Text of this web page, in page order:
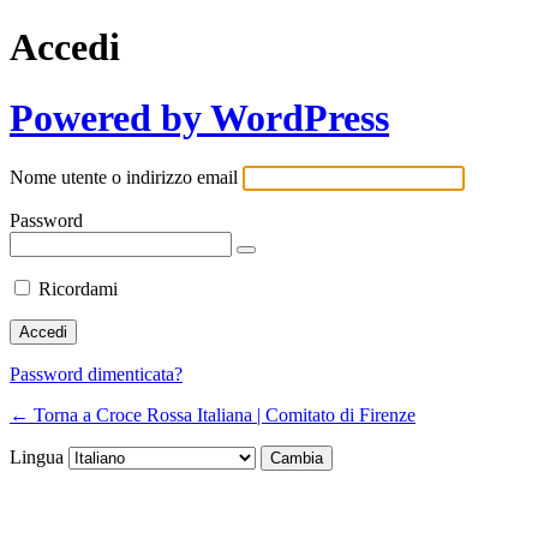
Accedi
Powered by WordPress
Nome utente o indirizzo email
Password
Ricordami
Password dimenticata?
← Torna a Croce Rossa Italiana | Comitato di Firenze
Lingua